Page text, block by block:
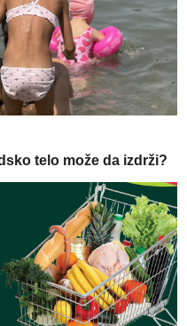
telo može da izdrži?